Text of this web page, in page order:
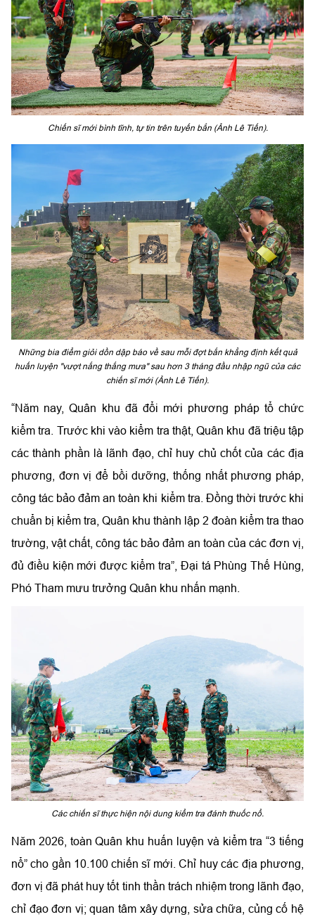
Chiến sĩ mới bình tĩnh, tự tin trên tuyến bắn (Ảnh Lê Tiến).
Những bia điểm giỏi dồn dập báo về sau mỗi đợt bắn khẳng định kết quả
huấn luyện "vượt nắng thắng mưa" sau hơn 3 tháng đầu nhập ngũ của các
chiến sĩ mới (Ảnh Lê Tiến).
“Năm nay, Quân khu đã đổi mới phương pháp tổ chức
kiểm tra. Trước khi vào kiểm tra thật, Quân khu đã triệu tập
các thành phần là lãnh đạo, chỉ huy chủ chốt của các địa
phương, đơn vị để bồi dưỡng, thống nhất phương pháp,
công tác bảo đảm an toàn khi kiểm tra. Đồng thời trước khi
chuẩn bị kiểm tra, Quân khu thành lập 2 đoàn kiểm tra thao
trường, vật chất, công tác bảo đảm an toàn của các đơn vị,
đủ điều kiện mới được kiểm tra”, Đại tá Phùng Thế Hùng,
Phó Tham mưu trưởng Quân khu nhấn mạnh.
Các chiến sĩ thực hiện nội dung kiểm tra đánh thuốc nổ.
Năm 2026, toàn Quân khu huấn luyện và kiểm tra “3 tiếng
nổ” cho gần 10.100 chiến sĩ mới. Chỉ huy các địa phương,
đơn vị đã phát huy tốt tinh thần trách nhiệm trong lãnh đạo,
chỉ đạo đơn vị; quan tâm xây dựng, sửa chữa, củng cố hệ